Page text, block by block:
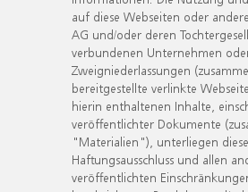
auf diese Webseiten oder
AG und/oder deren
verbundenen Unternehmen
Zweigniederlassungen
bereitgestellte verlinkte
hierin enthaltenen Inhalte,
veröffentlichter Dokumente
"Materialien"), unterliegen
Haftungsausschluss und allen
veröffentlichten